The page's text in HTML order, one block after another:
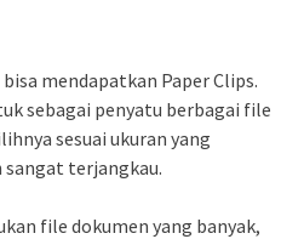
mendapatkan Paper Clips.
sebagai penyatu berbagai file
sesuai ukuran yang
sangat terjangkau.
file dokumen yang banyak,